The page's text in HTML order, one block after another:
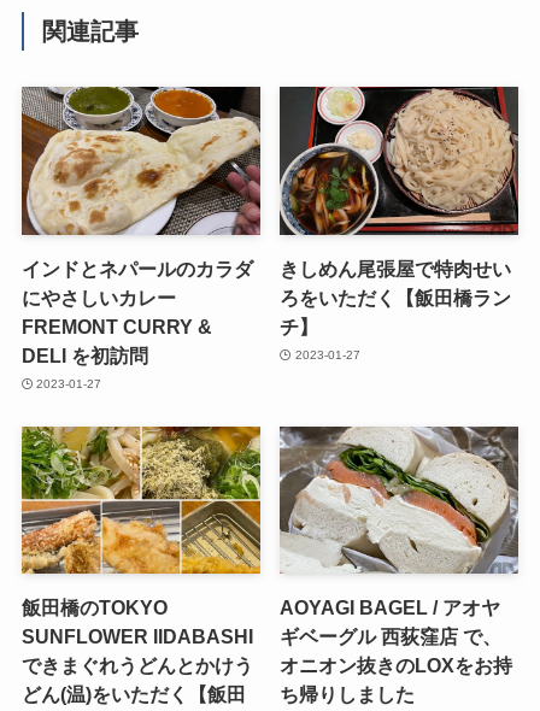
関連記事
インドとネパールのカラダ
にやさしいカレー
FREMONT CURRY &
DELI を初訪問
2023-01-27
きしめん尾張屋で特肉せい
ろをいただく【飯田橋ラン
チ】
2023-01-27
飯田橋のTOKYO
SUNFLOWER IIDABASHI
できまぐれうどんとかけう
どん(温)をいただく【飯田
AOYAGI BAGEL / アオヤ
ギベーグル 西荻窪店 で、
オニオン抜きのLOXをお持
ち帰りしました